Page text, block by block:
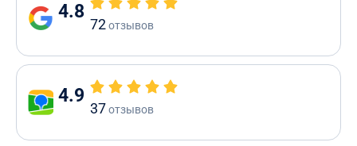
4.8
72отзывов
4.9
37отзывов